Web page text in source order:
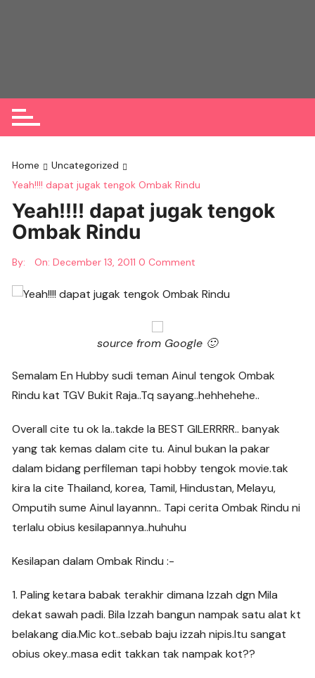
Home
Uncategorized
Yeah!!!! dapat jugak tengok Ombak Rindu
Yeah!!!! dapat jugak tengok
Ombak Rindu
By: On:December 13, 2011 0 Comment
source from Google 🙂
Semalam En Hubby sudi teman Ainul tengok Ombak
Rindu kat TGV Bukit Raja..Tq sayang..hehhehehe..
Overall cite tu ok la..takde la BEST GILERRRR.. banyak
yang tak kemas dalam cite tu. Ainul bukan la pakar
dalam bidang perfileman tapi hobby tengok movie.tak
kira la cite Thailand, korea, Tamil, Hindustan, Melayu,
Omputih sume Ainul layannn.. Tapi cerita Ombak Rindu ni
terlalu obius kesilapannya..huhuhu
Kesilapan dalam Ombak Rindu :-
1. Paling ketara babak terakhir dimana Izzah dgn Mila
dekat sawah padi. Bila Izzah bangun nampak satu alat kt
belakang dia.Mic kot..sebab baju izzah nipis.Itu sangat
obius okey..masa edit takkan tak nampak kot??